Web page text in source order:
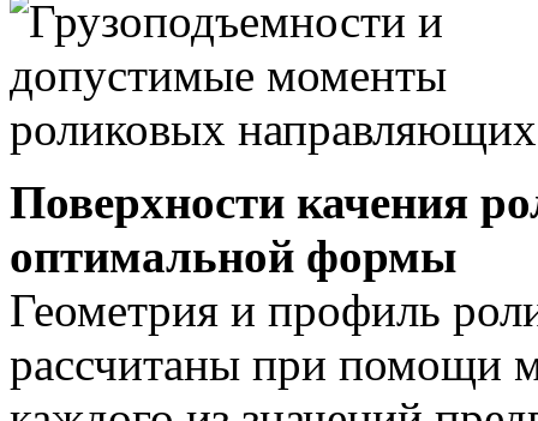
Поверхности качения
оптимальной формы
Геометрия и профиль
рассчитаны при помощи